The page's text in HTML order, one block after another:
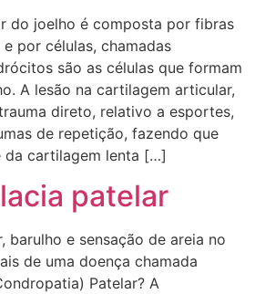
do joelho é composta por fibras
por células, chamadas
são as células que formam
A lesão na cartilagem articular,
direto, relativo a esportes,
de repetição, fazendo que
da cartilagem lenta […]
patelar
barulho e sensação de areia no
de uma doença chamada
Patelar? A